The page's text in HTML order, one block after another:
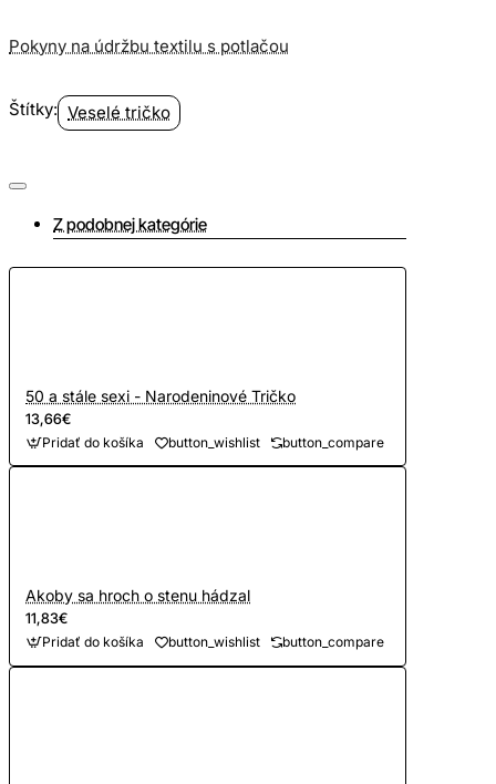
Pokyny na údržbu textilu s potlačou
Štítky: Veselé tričko
Z podobnej kategórie
50 a stále sexi - Narodeninové Tričko
13,66€
Pridať do košíka button_wishlist button_compare
Akoby sa hroch o stenu hádzal
11,83€
Pridať do košíka button_wishlist button_compare